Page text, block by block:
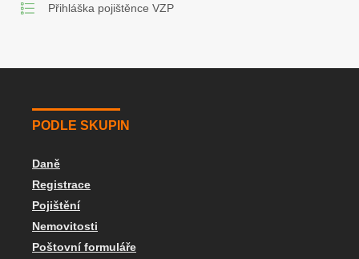
Přihláška pojištěnce VZP
PODLE SKUPIN
Daně
Registrace
Pojištění
Nemovitosti
Poštovní formuláře